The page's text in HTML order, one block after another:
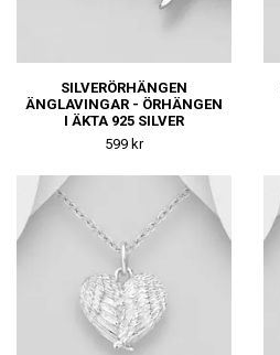
SILVERÖRHÄNGEN
ÄNGLAVINGAR - ÖRHÄNGEN
I ÄKTA 925 SILVER
599 kr